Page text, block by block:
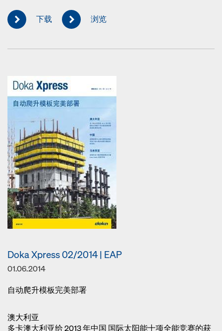
下载 浏览
Doka Xpress 02/2014 | EAP
01.06.2014
自动爬升模板完美部署
澳大利亚
多卡澳大利亚给 2013 年中国 国际太阳能十项全能竞赛的获